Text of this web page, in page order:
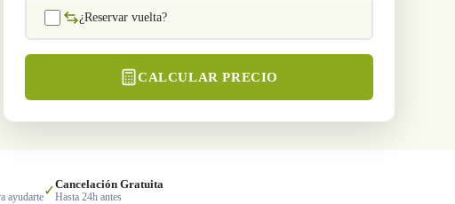
¿Reservar vuelta?
CALCULAR PRECIO
ayudarte✓Cancelación Gratuita
Hasta 24h antes